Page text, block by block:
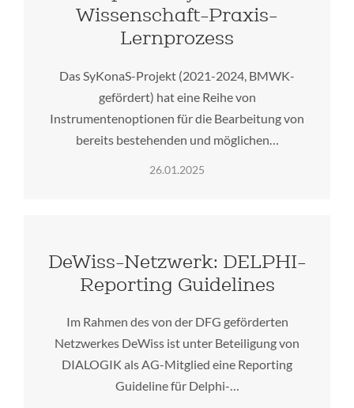
Wissenschaft-Praxis-
Lernprozess
Das SyKonaS-Projekt (2021-2024, BMWK-
gefördert) hat eine Reihe von
Instrumentenoptionen für die Bearbeitung von
bereits bestehenden und möglichen…
26.01.2025
DeWiss-Netzwerk: DELPHI-
Reporting Guidelines
Im Rahmen des von der DFG geförderten
Netzwerkes DeWiss ist unter Beteiligung von
DIALOGIK als AG-Mitglied eine Reporting
Guideline für Delphi-…